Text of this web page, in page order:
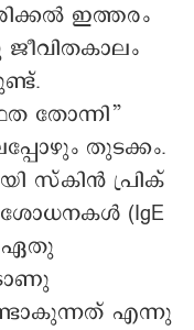
ഇത്തരം
തോന്നി”
തുടക്കം.
സ്കിൻ പ്രിക്
(IgE
ഏതു
എന്നു